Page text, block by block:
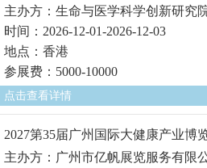
主办方：生命与医学科学创新研究
时间：2026-12-01-2026-12-03
地点：香港
参展费：5000-10000
点击查看详情
2027第35届广州国际大健康产业博
主办方：广州市亿帆展览服务有限